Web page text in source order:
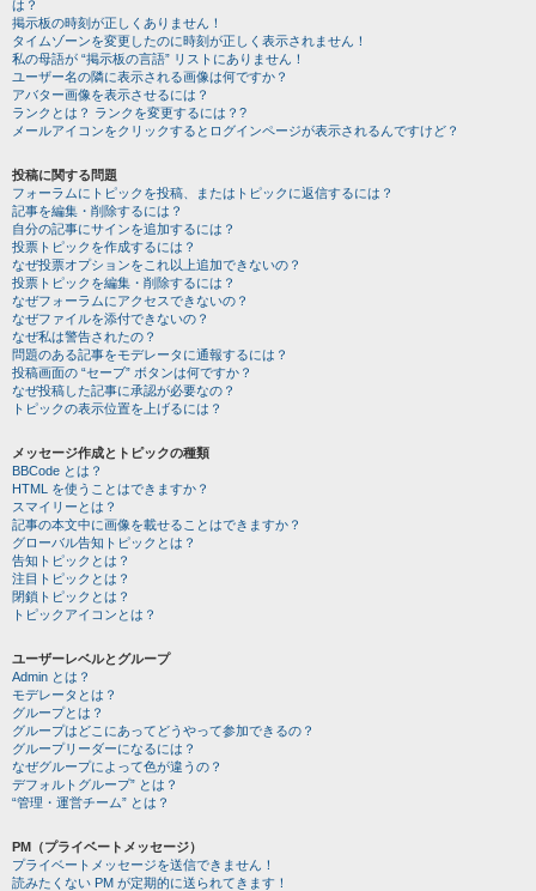
は？
掲示板の時刻が正しくありません！
タイムゾーンを変更したのに時刻が正しく表示されません！
私の母語が “掲示板の言語” リストにありません！
ユーザー名の隣に表示される画像は何ですか？
アバター画像を表示させるには？
ランクとは？ ランクを変更するには？?
メールアイコンをクリックするとログインページが表示されるんですけど？
投稿に関する問題
フォーラムにトピックを投稿、またはトピックに返信するには？
記事を編集・削除するには？
自分の記事にサインを追加するには？
投票トピックを作成するには？
なぜ投票オプションをこれ以上追加できないの？
投票トピックを編集・削除するには？
なぜフォーラムにアクセスできないの？
なぜファイルを添付できないの？
なぜ私は警告されたの？
問題のある記事をモデレータに通報するには？
投稿画面の “セーブ” ボタンは何ですか？
なぜ投稿した記事に承認が必要なの？
トピックの表示位置を上げるには？
メッセージ作成とトピックの種類
BBCode とは？
HTML を使うことはできますか？
スマイリーとは？
記事の本文中に画像を載せることはできますか？
グローバル告知トピックとは？
告知トピックとは？
注目トピックとは？
閉鎖トピックとは？
トピックアイコンとは？
ユーザーレベルとグループ
Admin とは？
モデレータとは？
グループとは？
グループはどこにあってどうやって参加できるの？
グループリーダーになるには？
なぜグループによって色が違うの？
デフォルトグループ” とは？
“管理・運営チーム” とは？
PM（プライベートメッセージ）
プライベートメッセージを送信できません！
読みたくない PM が定期的に送られてきます！